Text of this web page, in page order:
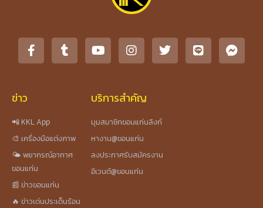
ข่าว
📲 KKL App
🎨 เครื่องมือแต่งภาพ
🌤️ พยากรณ์อากาศ
ขอนแก่น
📰 ข่าวขอนแก่น
🔥 ข่าวเด่นประเด็นร้อน
บริการสำคัญ
มุมสมาชิกขอนแก่นลิงก์
หางาน@ขอนแก่น
ลงประกาศรับสมัครงาน
อีเวนต์@ขอนแก่น